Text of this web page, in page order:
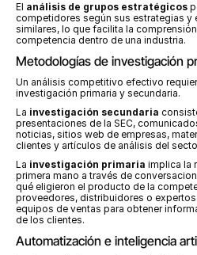
El análisis de grupos estratégicos
competidores según sus estrategias y
similares, lo que facilita la
competencia dentro de una industria.
Metodologías de investigación
Un análisis competitivo efectivo
investigación primaria y secundaria.
La investigación secundaria
presentaciones de la SEC,
noticias, sitios web de empresas,
clientes y artículos de análisis del
La investigación primaria implica la
primera mano a través de
qué eligieron el producto de la
proveedores, distribuidores o
equipos de ventas para obtener
de los clientes.
Automatización e inteligencia